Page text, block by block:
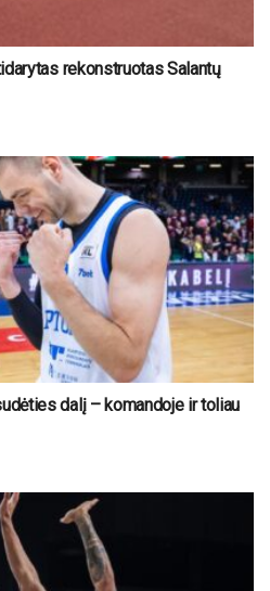
rekonstruotas Salantų
dalį – komandoje ir toliau